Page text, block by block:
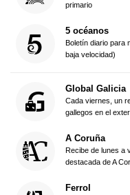
primario
5 océanos
Boletín diario para
baja velocidad)
Global Galicia
Cada viernes, un
gallegos en el
A Coruña
Recibe de lunes a
destacada de A
Ferrol